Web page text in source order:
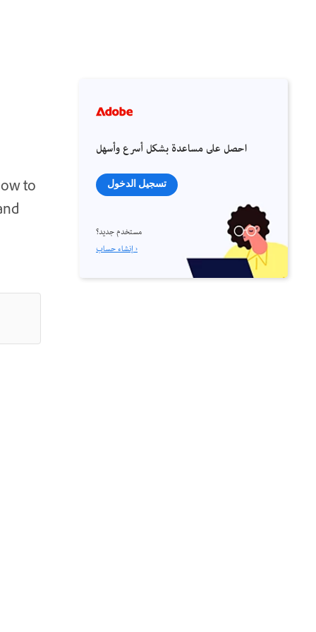
to
احصل على مساعدة بشكل أسرع وأسهل
تسجيل الدخول
مستخدم جديد؟
إنشاء حساب ›